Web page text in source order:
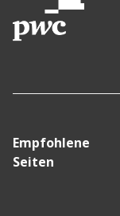
Empfohlene
Seiten